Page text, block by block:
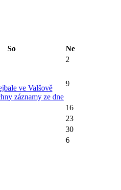
So
Ne
2
ve Valšově
záznamy ze dne
9
16
23
30
6